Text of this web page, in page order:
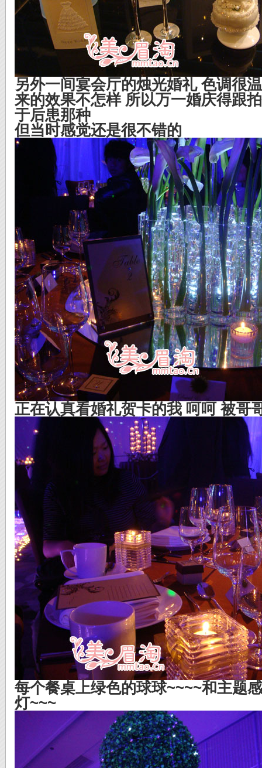
另外一间宴会厅的烛光婚礼 色调很
来的效果不怎样 所以万一婚庆得跟
于后患那种
但当时感觉还是很不错的
正在认真看婚礼贺卡的我 呵呵 被哥
每个餐桌上绿色的球球~~~~和主题
灯~~~